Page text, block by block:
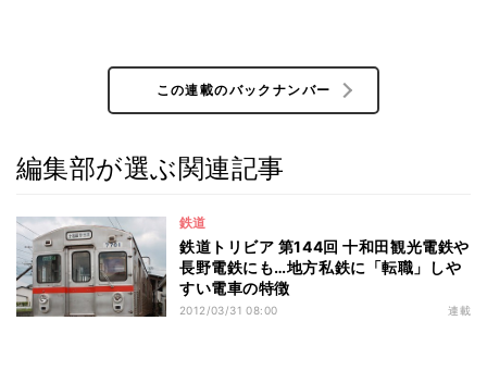
この連載のバックナンバー
編集部が選ぶ関連記事
鉄道
鉄道トリビア 第144回 十和田観光電鉄や
長野電鉄にも…地方私鉄に「転職」しや
すい電車の特徴
2012/03/31 08:00 連載